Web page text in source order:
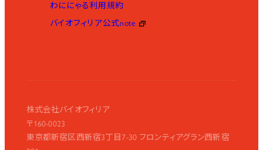
わににゃる利用規約
バイオフィリア公式note
株式会社バイオフィリア
〒160-0023
東京都新宿区西新宿3丁目7-30 フロンティアグラン西新宿